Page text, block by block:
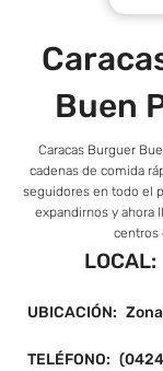
Buen
Caracas Burguer
cadenas de comida
seguidores en todo el
expandirnos y ahora
centros
LOCAL:
UBICACIÓN:
TELÉFONO: